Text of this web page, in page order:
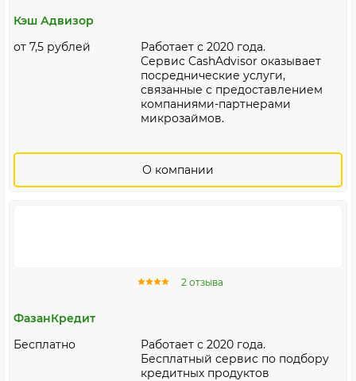
Кэш Адвизор
от 7,5 рублей
Работает с 2020 года.
Сервис CashAdvisor оказывает
посреднические услуги,
связанные с предоставлением
компаниями-партнерами
микрозаймов.
О компании
2 отзыва
ФазанКредит
Бесплатно
Работает с 2020 года.
Бесплатный сервис по подбору
кредитных продуктов